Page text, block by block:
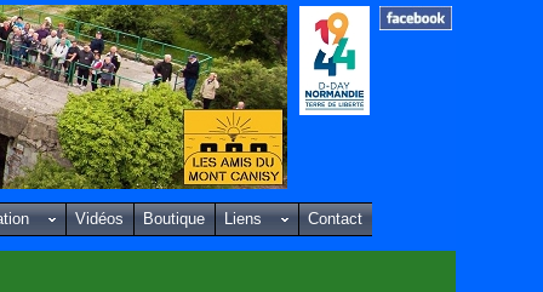
Vidéos Boutique Liens Contact